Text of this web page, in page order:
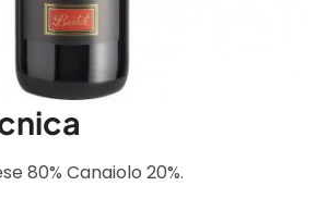
80% Canaiolo 20%.